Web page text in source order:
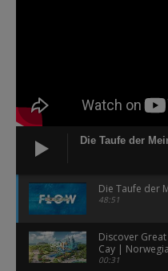
Die Taufe der
Die Taufe der
48:51
Discover
Cay |
00:31